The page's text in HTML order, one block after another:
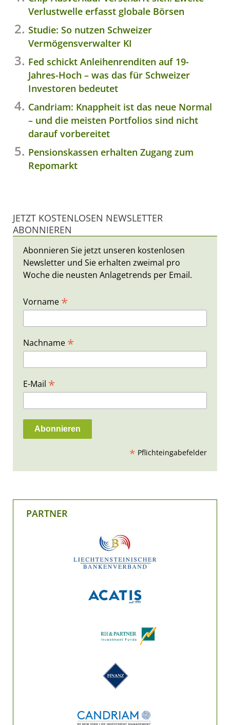
Verlustwelle erfasst globale Börsen
Studie: So nutzen Schweizer
Vermögensverwalter KI
Fed schickt Anleihenrenditen auf 19-
Jahres-Hoch – was das für Schweizer
Investoren bedeutet
Candriam: Knappheit ist das neue Normal
– und die meisten Portfolios sind nicht
darauf vorbereitet
Pensionskassen erhalten Zugang zum
Repomarkt
JETZT KOSTENLOSEN NEWSLETTER
ABONNIEREN
Abonnieren Sie jetzt unseren kostenlosen
Newsletter und Sie erhalten zweimal pro
Woche die neusten Anlagetrends per Email.
Vorname *
Nachname *
E-Mail *
* Pflichteingabefelder
PARTNER